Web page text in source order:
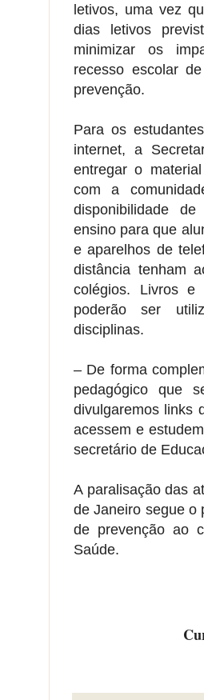
letivos, uma vez
dias letivos
minimizar os
recesso escolar
prevenção.
Para os
internet, a
entregar o
com a
disponibilidade
ensino para que
e aparelhos de
distância tenham
colégios. Livros e
poderão ser
disciplinas.
– De forma
pedagógico que
divulgaremos links
acessem e
secretário de
A paralisação das
de Janeiro segue o
de prevenção ao
Saúde.